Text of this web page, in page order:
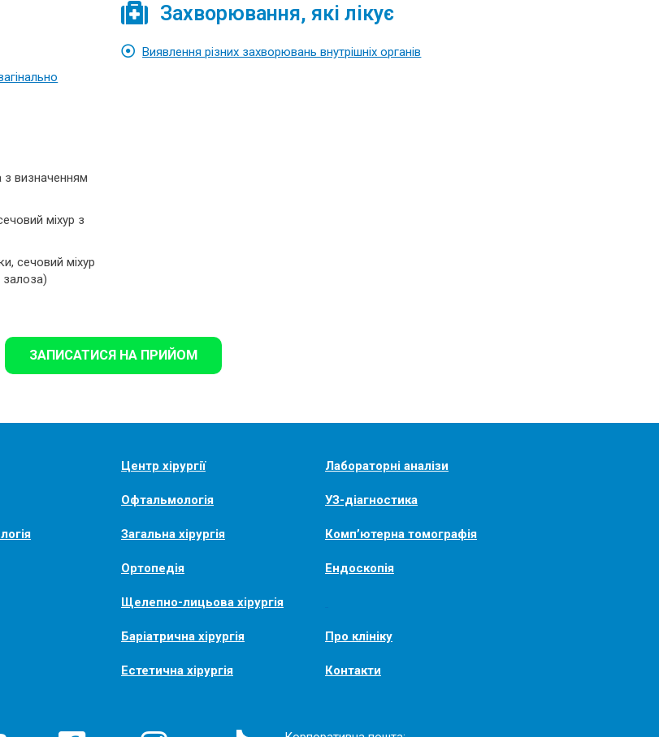
з визначенням
міхур з
сечовий міхур
залоза)
Захворювання, які лікує
Виявлення різних захворювань внутрішніх органів
ЗАПИСАТИСЯ НА ПРИЙОМ
Центр хірургії
Офтальмологія
Загальна хірургія
Ортопедія
Щелепно-лицьова хірургія
Баріатрична хірургія
Естетична хірургія
Лабораторні аналізи
УЗ-діагностика
Комп’ютерна томографія
Ендоскопія
Про клініку
Контакти